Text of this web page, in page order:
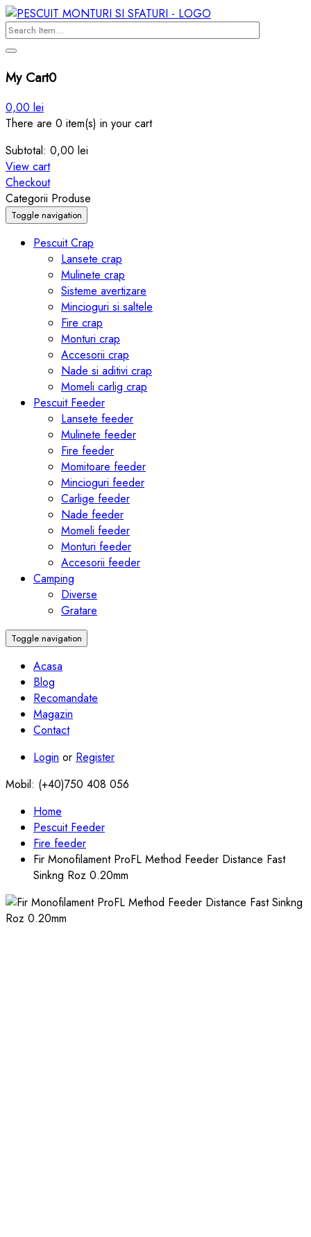
My Cart0
0,00 lei
There are 0 item(s) in your cart
Subtotal: 0,00 lei
View cart
Checkout
Categorii Produse
Toggle navigation
Pescuit Crap
Lansete crap
Mulinete crap
Sisteme avertizare
Mincioguri si saltele
Fire crap
Monturi crap
Accesorii crap
Nade si aditivi crap
Momeli carlig crap
Pescuit Feeder
Lansete feeder
Mulinete feeder
Fire feeder
Momitoare feeder
Mincioguri feeder
Carlige feeder
Nade feeder
Momeli feeder
Monturi feeder
Accesorii feeder
Camping
Diverse
Gratare
Toggle navigation
Acasa
Blog
Recomandate
Magazin
Contact
Login or Register
Mobil: (+40)750 408 056
Home
Pescuit Feeder
Fire feeder
Fir Monofilament ProFL Method Feeder Distance Fast
Sinkng Roz 0.20mm